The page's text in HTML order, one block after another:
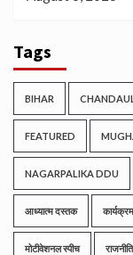
Tags
BIHAR
FEATURED
NAGARPALIKA DDU
आध्यात्म दस्तक
मोटीवेशनल स्पीच